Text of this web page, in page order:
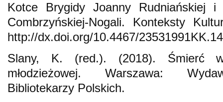
Kotce Brygidy Joanny Rudniańskiej
Combrzyńskiej-Nogali. Konteksty
http://dx.doi.org/10.4467/
Slany, K. (red.). (2018). Śmierć
młodzieżowej. Warszawa:
Bibliotekarzy Polskich.